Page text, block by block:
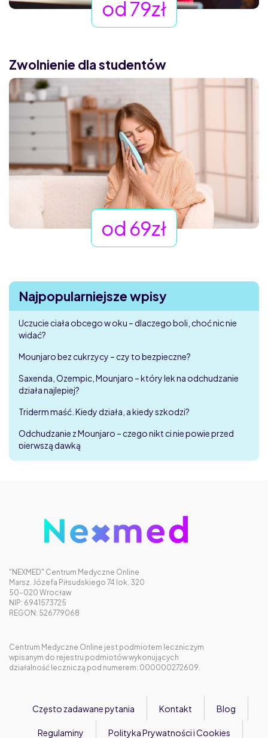
od 79zł
Zwolnienie dla studentów
od 69zł
Najpopularniejsze wpisy
Uczucie ciała obcego w oku – dlaczego boli, choć nic nie
widać?
Mounjaro bez cukrzycy – czy to bezpieczne?
Saxenda, Ozempic, Mounjaro – który lek na odchudzanie
działa najlepiej?
Triderm maść. Kiedy działa, a kiedy szkodzi?
Odchudzanie z Mounjaro – czego nikt ci nie powie przed
pierwszą dawką
"NEXMED" Centrum Medyczne Online
Marsz. Józefa Piłsudskiego 74 lok. 320
50-020 Wrocław
NIP: 6941573725
REGON: 526779068
Centrum Medyczne Online jest podmiotem leczniczym
wpisanym do rejestru podmiotów wykonujących
działalność leczniczą pod numerem: 000000272609.
Często zadawane pytania Kontakt Blog
Regulaminy Polityka Prywatności i Cookies